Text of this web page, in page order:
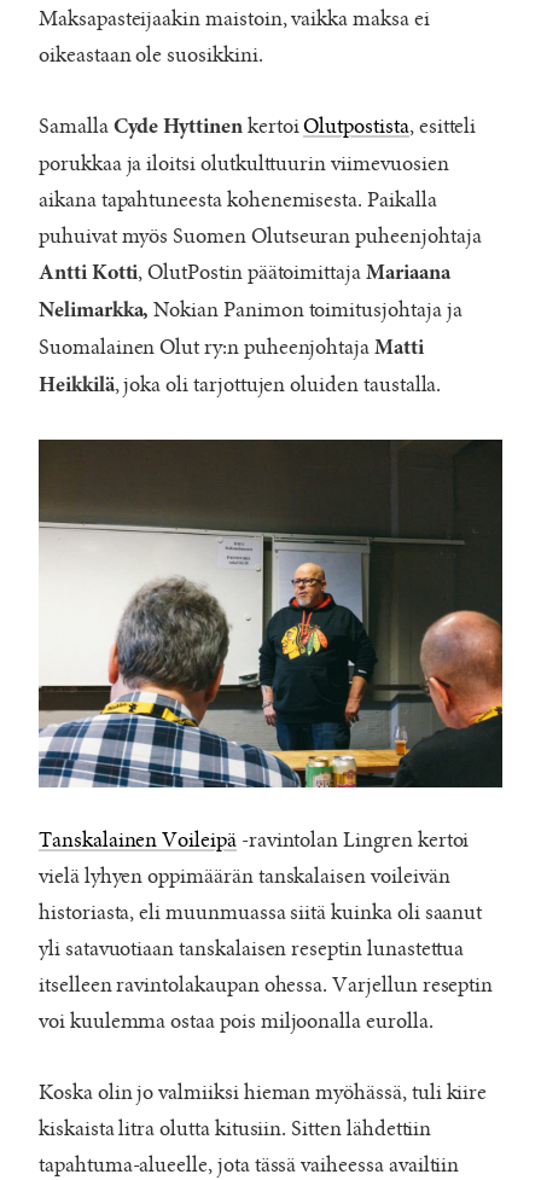
Maksapasteijaakin maistoin, vaikka maksa ei
oikeastaan ole suosikkini.
Samalla Cyde HyttinenkertoiOlutpostista, esitteli
porukkaa ja iloitsi olutkulttuurin viimevuosien
aikana tapahtuneesta kohenemisesta. Paikalla
puhuivat myös Suomen Olutseuran puheenjohtaja
Antti Kotti, OlutPostin päätoimittaja Mariaana
Nelimarkka, Nokian Panimon toimitusjohtaja ja
Suomalainen Olut ry:n puheenjohtajaMatti
Heikkilä, joka oli tarjottujen oluiden taustalla.
Tanskalainen Voileipä-ravintolan Lingren kertoi
vielä lyhyen oppimäärän tanskalaisen voileivän
historiasta, eli muunmuassa siitä kuinka oli saanut
yli satavuotiaan tanskalaisen reseptin lunastettua
itselleen ravintolakaupan ohessa. Varjellun reseptin
voi kuulemma ostaa pois miljoonalla eurolla.
Koska olin jo valmiiksi hieman myöhässä, tuli kiire
kiskaista litra olutta kitusiin. Sitten lähdettiin
tapahtuma-alueelle, jota tässä vaiheessa availtiin